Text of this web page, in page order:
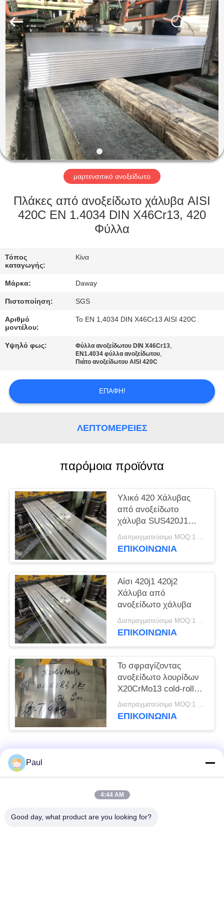
ΣΠΊΤΙ
ΠΡΟΪΌΝΤΑ
ΒΊΝΤΕΟ
ΠΕΡΊΠΟΥ
ΕΜΕΊΣ
ΓΎΡΟΣ
ΕΡΓΟΣΤΑΣΊΩΝ
ΈΛΕΓΧΟΣ
ΜΑΣ
ΕΛΆΤΕ
ΣΕ
ΕΠΑΦΉ
ΈΝΑ
ΑΠΌΣΠΑΣΜΑ
PRIVACY
POLICY
Special
Steel
Co.,
Ltd.
Rights
Reserved.
μαρτενσιτικό ανοξείδωτο
Πλάκες από ανοξείδωτο χάλυβα AISI
420C EN 1.4034 DIN X46Cr13, 420
Φύλλα
Τόπος
καταγωγής:
Κίνα
Μάρκα: Daway
Πιστοποίηση: SGS
Αριθμό
μοντέλου:
Το EN 1,4034 DIN X46Cr13 AISI 420C
Υψηλό φως: Φύλλα ανοξείδωτου DIN X46Cr13,
EN1.4034 φύλλα ανοξείδωτου,
Πιάτο ανοξείδωτου AISI 420C
ΕΠΑΦΉ!
ΛΕΠΤΟΜΈΡΕΙΕΣ
παρόμοια προϊόντα
Υλικό 420 Χάλυβας
από ανοξείδωτο
χάλυβα SUS420J1
SUS420J2
Στρογγυλοκύλινδρο
Διαπραγματεύσιμα MOQ:1 τόνος
ΕΠΙΚΟΙΝΩΝΊΑ
Αίσι 420j1 420j2
Χάλυβα από
ανοξείδωτο χάλυβα
Διαπραγματεύσιμα MOQ:1 τόνος
ΕΠΙΚΟΙΝΩΝΊΑ
Το σφραγίζοντας
ανοξείδωτο λουρίδων
X20CrMo13 cold-rolled
η ανοπτημένη σπείρα Διαπραγματεύσιμα MOQ:1 τόνος
ΕΠΙΚΟΙΝΩΝΊΑ
Λαϊκή κατηγορία
Σκληραίνοντας
Paul
4:44 AM
Good day, what product are you looking for?